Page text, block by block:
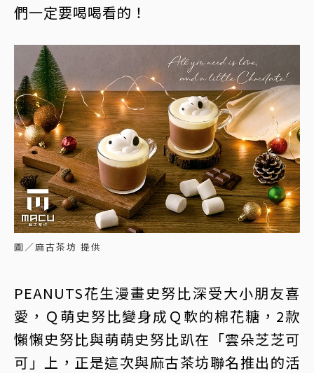
們一定要喝喝看的！
圖／麻古茶坊 提供
PEANUTS花生漫畫史努比深受大小朋友喜
愛，Ｑ萌史努比變身成Ｑ軟的棉花糖，2款
懶懶史努比與萌萌史努比趴在「雲朵芝芝可
可」上，正是這次與麻古茶坊聯名推出的活